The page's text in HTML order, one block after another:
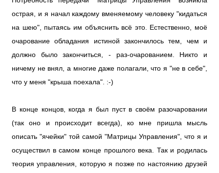
острая, и я начал каждому вменяемому человеку "кидаться
на шею", пытаясь им объяснить всё это. Естественно, моё
очарование обладания истиной закончилось тем, чем и
должно было закончиться, - раз-очарованием. Никто и
ничему не внял, а многие даже полагали, что я "не в себе",
что у меня "крыша поехала". :-)
В конце концов, когда я был пуст в своём разочаровании
(так оно и происходит всегда), ко мне пришла мысль
описать "ячейки" той самой "Матрицы Управления", что я и
осуществил в самом конце прошлого века. Так и родилась
теория управления, которую я позже по настоянию друзей